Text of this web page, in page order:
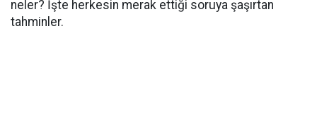
neler? İşte herkesin merak ettiği soruya şaşırtan
tahminler.